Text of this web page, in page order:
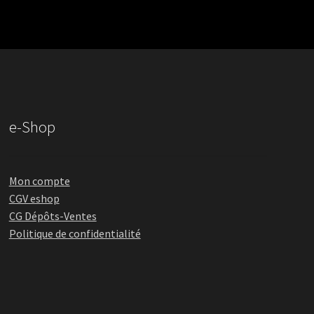
e-Shop
Mon compte
CGV eshop
CG Dépôts-Ventes
Politique de confidentialité